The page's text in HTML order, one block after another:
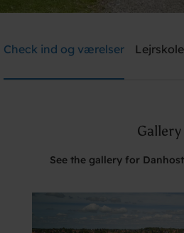
Need help? Ring:+45 7452 1347
Check ind og værelser Lejrskole
Gallery
See the gallery for